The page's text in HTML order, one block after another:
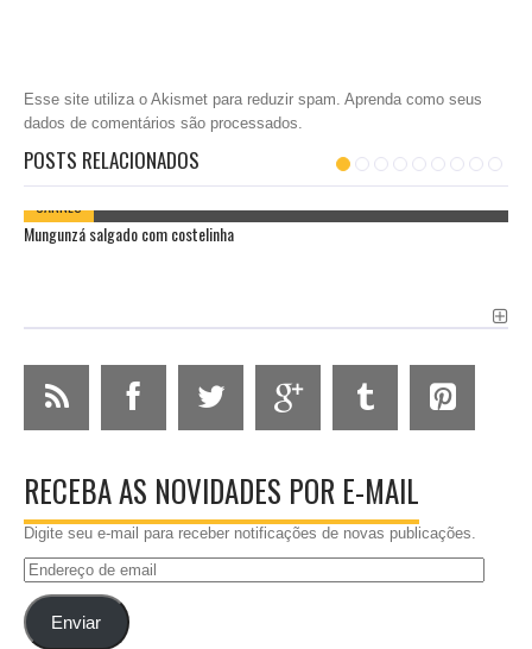
Esse site utiliza o Akismet para reduzir spam. Aprenda como seus
dados de comentários são processados
POSTS RELACIONADOS
CARNES
Mungunzá salgado com costelinha
RECEBA AS NOVIDADES POR E-MAIL
Digite seu e-mail para receber notificações de novas publicações.
Endereço
emailEnviar